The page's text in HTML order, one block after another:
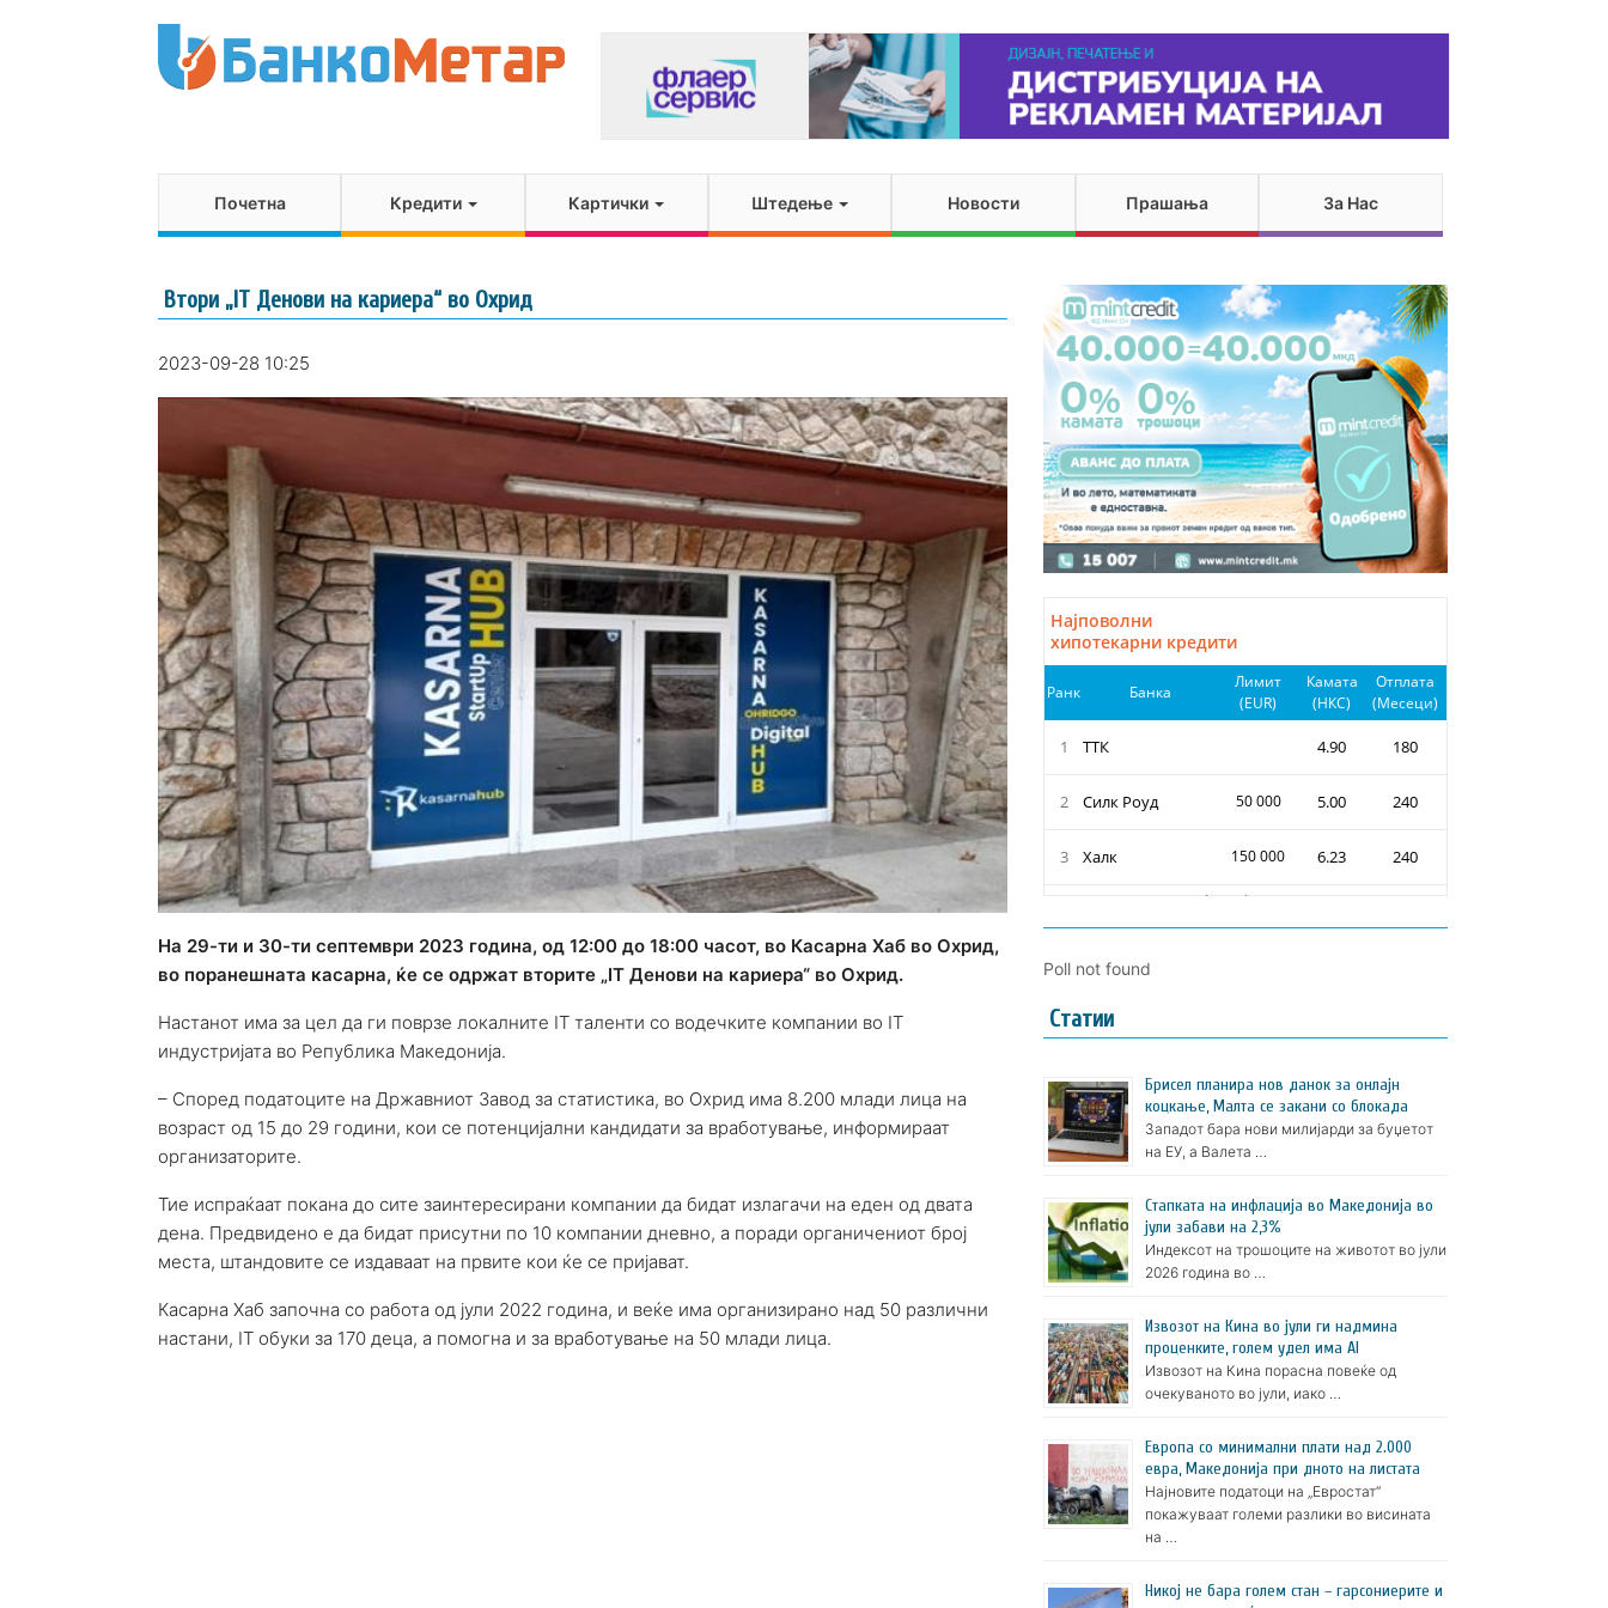
Почетна Кредити Картички Штедење Новости Прашања За Нас
Втори „IT Денови на кариера“ во Охрид
2023-09-28 10:25
На 29-ти и 30-ти септември 2023 година, од 12:00 до 18:00 часот, во Касарна Хаб во Охрид,
во поранешната касарна, ќе се одржат вторите „IT Денови на кариера“ во Охрид.
Настанот има за цел да ги поврзе локалните IT таленти со водечките компании во IT
индустријата во Република Македонија.
– Според податоците на Државниот Завод за статистика, во Охрид има 8.200 млади лица на
возраст од 15 до 29 години, кои се потенцијални кандидати за вработување, информираат
организаторите.
Тие испраќаат покана до сите заинтересирани компании да бидат излагачи на еден од двата
дена. Предвидено е да бидат присутни по 10 компании дневно, а поради органичениот број
места, штандовите се издаваат на првите кои ќе се пријават.
Касарна Хаб започна со работа од јули 2022 година, и веќе има организирано над 50 различни
настани, IT обуки за 170 деца, a помогна и за вработување на 50 млади лица.
Poll not found
Статии
Брисел планира нов данок за онлајн
коцкање, Малта се закани со блокада
Западот бара нови милијарди за буџетот
на ЕУ, а Валета …
Стапката на инфлација во Македонија во
јули забави на 2,3%
Индексот на трошоците на животот во јули
2026 година во …
Извозот на Кина во јули ги надмина
проценките, голем удел има AI
Извозот на Кина порасна повеќе од
очекуваното во јули, иако …
Европа со минимални плати над 2.000
евра, Македонија при дното на листата
Најновите податоци на „Евростат“
покажуваат големи разлики во висината
на …
Никој не бара голем стан – гарсониерите и